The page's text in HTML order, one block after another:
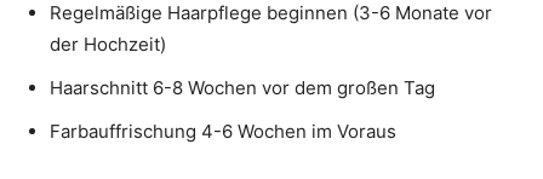
Regelmäßige Haarpflege beginnen (3-6 Monate vor
der Hochzeit)
Haarschnitt 6-8 Wochen vor dem großen Tag
Farbauffrischung 4-6 Wochen im Voraus